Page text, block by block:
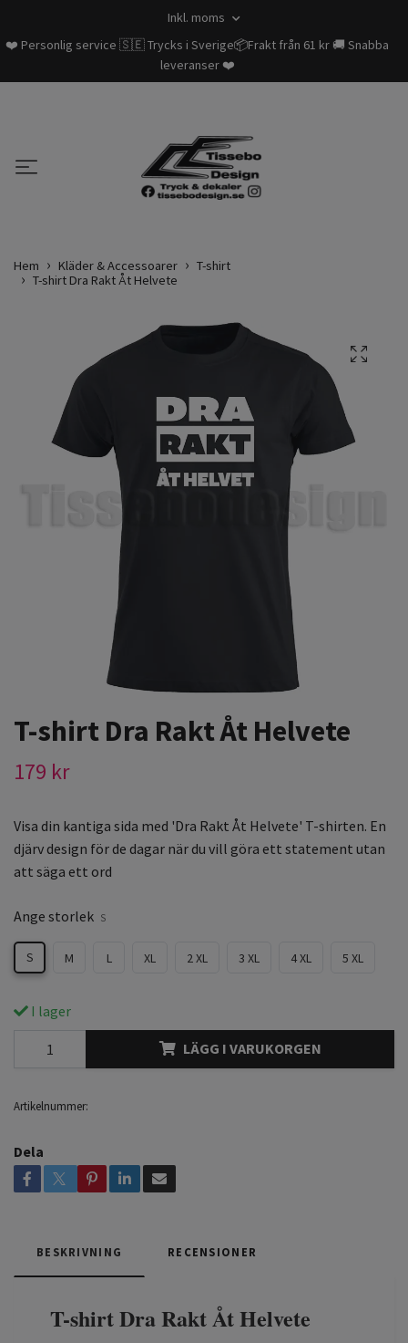
Inkl. moms
❤️ Personlig service 🇸🇪 Trycks i Sverige📦Frakt från 61 kr 🚚 Snabba
leveranser ❤️
Hem Kläder & Accessoarer
T-shirt
T-shirt Dra Rakt Åt Helvete
T-shirt Dra Rakt Åt Helvete
179 kr
Visa din kantiga sida med 'Dra Rakt Åt Helvete' T-shirten. En
djärv design för de dagar när du vill göra ett statement utan
att säga ett ord
Ange storlek S
S M L XL 2 XL 3 XL 4 XL 5 XL
I lager
LÄGG I VARUKORGEN
Artikelnummer:
Dela
BESKRIVNING RECENSIONER
T-shirt Dra Rakt Åt Helvete